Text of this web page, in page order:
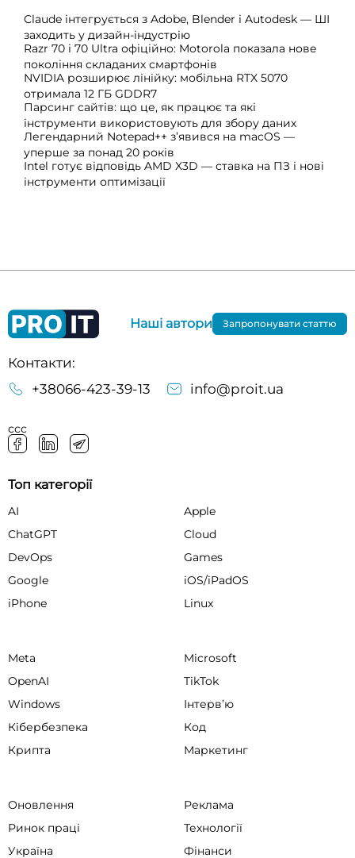
Claude інтегрується з Adobe, Blender і Autodesk — ШІ
заходить у дизайн-індустрію
Razr 70 і 70 Ultra офіційно: Motorola показала нове
покоління складаних смартфонів
NVIDIA розширює лінійку: мобільна RTX 5070
отримала 12 ГБ GDDR7
Парсинг сайтів: що це, як працює та які
інструменти використовують для збору даних
Легендарний Notepad++ з’явився на macOS —
уперше за понад 20 років
Intel готує відповідь AMD X3D — ставка на ПЗ і нові
інструменти оптимізації
Контакти:
+38066-423-39-13
info@proit.ua
ссс
Наші автори Запропонувати статтю
Топ категорії
AI
Apple
ChatGPT
Cloud
DevOps
Games
Google
iOS/iPadOS
iPhone
Linux
Meta
Microsoft
OpenAI
TikTok
Windows
Інтервʼю
Кібербезпека
Код
Крипта
Маркетинг
Оновлення
Реклама
Ринок праці
Технології
Україна
Фінанси